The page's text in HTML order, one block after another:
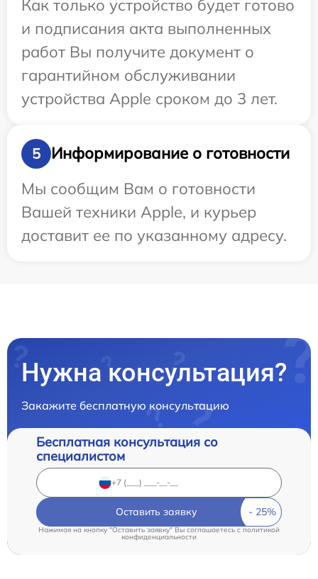
Как только устройство будет готово
и подписания акта выполненных
работ Вы получите документ о
гарантийном обслуживании
устройства Apple сроком до 3 лет.
5
Информирование о готовности
Мы сообщим Вам о готовности
Вашей техники Apple, и курьер
доставит ее по указанному адресу.
Нужна консультация?
Закажите бесплатную консультацию
Бесплатная консультация со
специалистом
Оставить заявку
Нажимая на кнопку "Оставить заявку" Вы соглашаетесь cполитикой
конфиденциальности